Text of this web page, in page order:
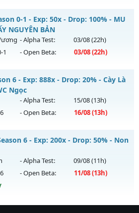
Website: https://muhoalong.pro
- Mở máy chủ
muhoalongvào 08h ngày
Webzen
0-1 - Exp: 50x - Drop: 100% - MU
NGUYÊN BẢN
- Alpha Test: 03/08(22h)
1 - Open Beta: 03/08(22h)
–CHUẨN CÀY CẤY NGUYÊN BẢN
- Mở máy chủ
08/2626
Webzen
6 - Exp: 888x - Drop: 20% - Cày Là
Ngọc
- Alpha Test: 15/08(13h)
- Open Beta: 16/08(13h)
Có Đánh Quái Nhận WC Ngọc
- Mở máy chủ
Webzen
6 - Exp: 200x - Drop: 50% - Non
- Alpha Test: 09/08(11h)
- Open Beta: 11/08(13h)
Cày là có